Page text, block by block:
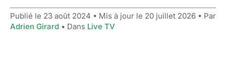
Publié le 23 août 2024 • Mis à jour le 20 juillet 2026 • Par
Adrien Girard • Dans Live TV